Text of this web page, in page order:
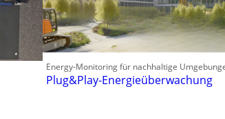
Energy-Monitoring für nachhaltige
Plug&Play-Energieüberwachung